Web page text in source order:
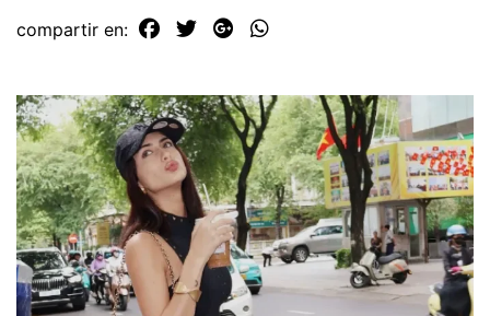
compartir en: